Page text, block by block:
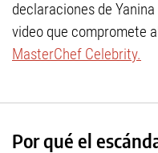
declaraciones de
video que compromete
MasterChef Celebrity.
Por qué el